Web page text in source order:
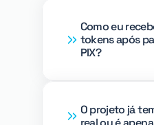
Como eu
tokens após
PIX?
O projeto já